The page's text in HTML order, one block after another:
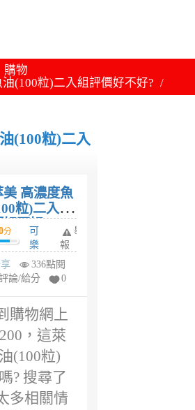
購物
(100粒)二入組評價好不好?
(100粒)二入
美 高濃度魚
粒)二入組
好不好?
分
可
樂
瓶
1
舉
報
336點閱
論/給分
0
購物網上
，這萊
(100粒)
? 搜尋了
多相關情